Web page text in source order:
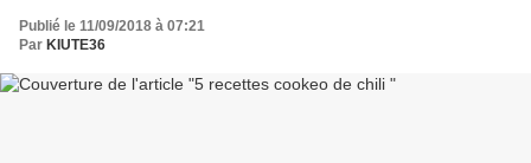
Publié le 11/09/2018 à 07:21
Par KIUTE36